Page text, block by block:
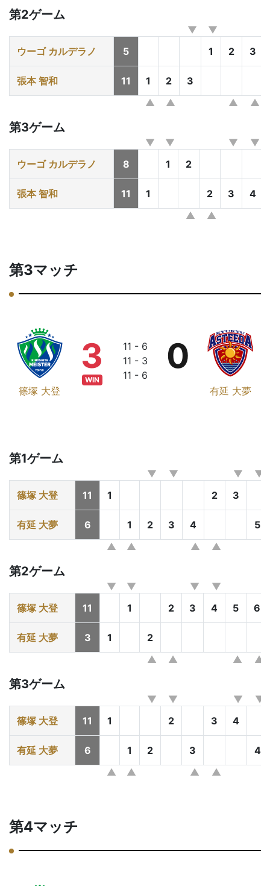
第2ゲーム
ウーゴ カルデラノ 5 1 2 3
張本 智和 11 1 2 3
第3ゲーム
ウーゴ カルデラノ 8 1 2
張本 智和 11 1 2 3 4
第3マッチ
篠塚 大登
3
WIN
11 - 6
11 - 3
11 - 6
有延 大夢
0
第1ゲーム
篠塚 大登 11 1 2 3
有延 大夢 6 1 2 3 4 5
第2ゲーム
篠塚 大登 11 1 2 3 4 5 6
有延 大夢 3 1 2
第3ゲーム
篠塚 大登 11 1 2 3 4
有延 大夢 6 1 2 3 4
第4マッチ